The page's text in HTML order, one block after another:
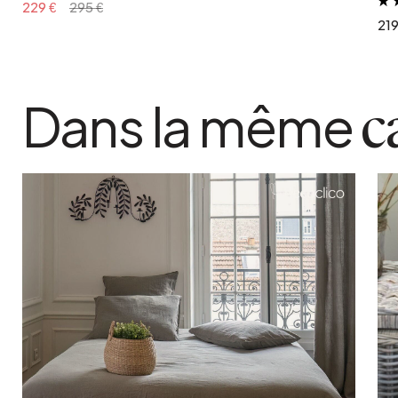
229 € 295 €
Dans la même